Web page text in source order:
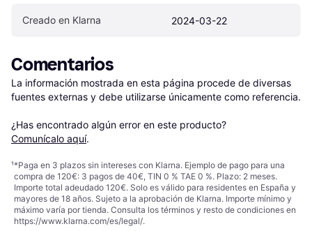
Creado en Klarna 2024-03-22
Comentarios
La información mostrada en esta página procede de diversas
fuentes externas y debe utilizarse únicamente como referencia.
¿Has encontrado algún error en este producto?
Comunícalo aquí.
¹*Paga en 3 plazos sin intereses con Klarna. Ejemplo de pago para una
compra de 120€: 3 pagos de 40€, TIN 0 % TAE 0 %. Plazo: 2 meses.
Importe total adeudado 120€. Solo es válido para residentes en España y
mayores de 18 años. Sujeto a la aprobación de Klarna. Importe mínimo y
máximo varía por tienda. Consulta los términos y resto de condiciones en
https://www.klarna.com/es/legal/.